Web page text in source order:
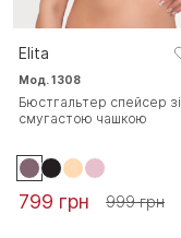
Elita
Мод. 1308
Бюстгальтер спейсер зі
смугастою чашкою
799 грн 999 грн